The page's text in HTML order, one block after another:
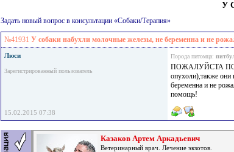
У
Задать новый вопрос в консультации «Собаки/Терапия»
№41931 У собаки набухли молочные железы, не беременна и не
Люси
Зарегистрированный пользователь
Порода питомца:
ПОЖАЛУЙСТА
опухоли),также они
беременна и не
помощь!
15.02.2015 07:38
Казаков Артем Аркадьевич
Ветеринарный врач. Лечение экзотов.